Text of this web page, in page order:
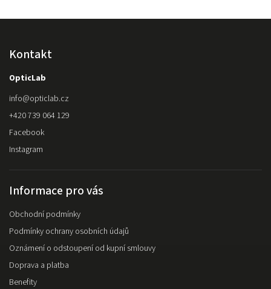
Kontakt
OpticLab
info@opticlab.cz
+420 739 064 129
Facebook
Instagram
Informace pro vás
Obchodní podmínky
Podmínky ochrany osobních údajů
Oznámení o odstoupení od kupní smlouvy
Doprava a platba
Benefity